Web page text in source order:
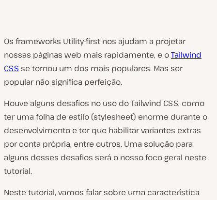
Os frameworks Utility-first nos ajudam a projetar
nossas páginas web mais rapidamente, e oTailwind
CSS se tornou um dos mais populares. Mas ser
popular não significa perfeição.
Houve alguns desafios no uso do Tailwind CSS, como
ter uma folha de estilo (stylesheet) enorme durante o
desenvolvimento e ter que habilitar variantes extras
por conta própria, entre outros. Uma solução para
alguns desses desafios será o nosso foco geral neste
tutorial.
Neste tutorial, vamos falar sobre uma característica